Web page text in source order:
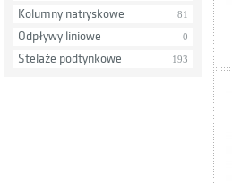
Kolumny natryskowe 81
Odpływy liniowe 0
Stelaże podtynkowe 193